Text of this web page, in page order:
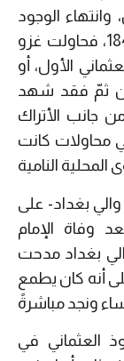
وانتهاء الوجود
المصري من شبه الجزيرة العربية عام 1840، فحاولت غزو
الأول، أو
ثمّ فقد شهد
جانب الأتراك
محاولات كانت
بغداد- على
وفاة الإمام
بغداد مدحت
أنه كان يطمع
العثماني في